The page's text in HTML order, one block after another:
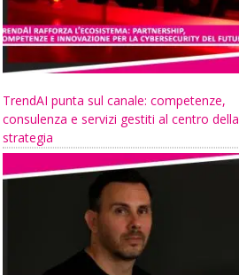
TrendAI punta sul canale: competenze,
consulenza e servizi gestiti al centro della
strategia